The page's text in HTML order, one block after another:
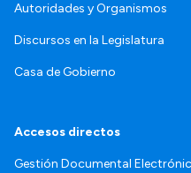
Autoridades y Organismos
Discursos en la Legislatura
Casa de Gobierno
Accesos directos
Gestión Documental